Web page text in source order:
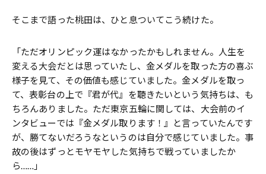
そこまで語った桃田は、ひと息ついてこう続けた。
「ただオリンピック運はなかったかもしれません。人生を
変える大会だとは思っていたし、金メダルを取った方の喜ぶ
様子を見て、その価値も感じていました。金メダルを取っ
て、表彰台の上で『君が代』を聴きたいという気持ちは、も
ちろんありました。ただ東京五輪に関しては、大会前のイ
ンタビューでは『金メダル取ります！』と言っていたんです
が、勝てないだろうなというのは自分で感じていました。事
故の後はずっとモヤモヤした気持ちで戦っていましたか
ら……」